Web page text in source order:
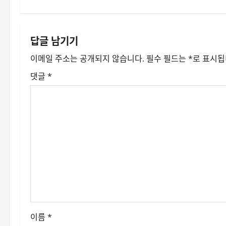
비
게
이
답글 남기기
이메일 주소는 공개되지 않습니다. 필수 필드는 *로 표시
댓글 *
이름 *